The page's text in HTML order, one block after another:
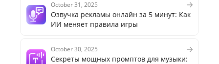
October 31, 2025
Озвучка рекламы онлайн за 5 минут: Как
ИИ меняет правила игры
October 30, 2025
Секреты мощных промптов для музыки: